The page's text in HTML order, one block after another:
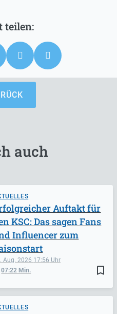
auch
bookmark_border
Aug. 2026 17:56
07:22 Min.
Auftakt für
KSC: Das sagen Fans
Influencer zum